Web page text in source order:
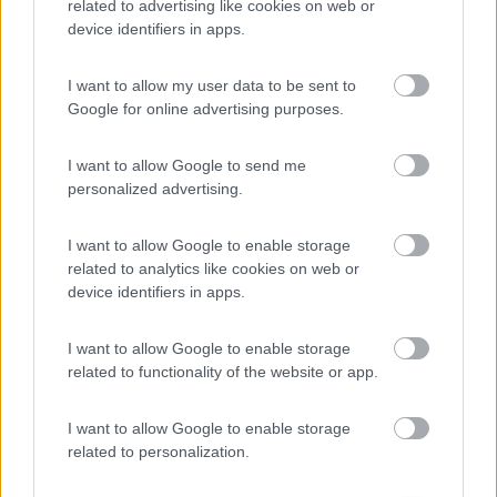
related to advertising like cookies on web or
device identifiers in apps.
I want to allow my user data to be sent to
Google for online advertising purposes.
I want to allow Google to send me
personalized advertising.
I want to allow Google to enable storage
related to analytics like cookies on web or
device identifiers in apps.
I want to allow Google to enable storage
related to functionality of the website or app.
I want to allow Google to enable storage
related to personalization.
4545
Inserito il08/09/2022 alle:09:37:27
In risposta al messaggio dimario grundydel07/09/2022 alle18:57:35
Fatto il giro Spagna e Portogallo a maggio e giugno 2022, tutta la costa e
qualche puntata all'interno. Quasi mai utilizzato campeggio o aree di
mare o a picco sulle rocce. Ovvio che in libera non tiro neanche giù il
gradino della cellula
trovato?
Manco dalla penisola iberica da 30 anni quasi, in camper.